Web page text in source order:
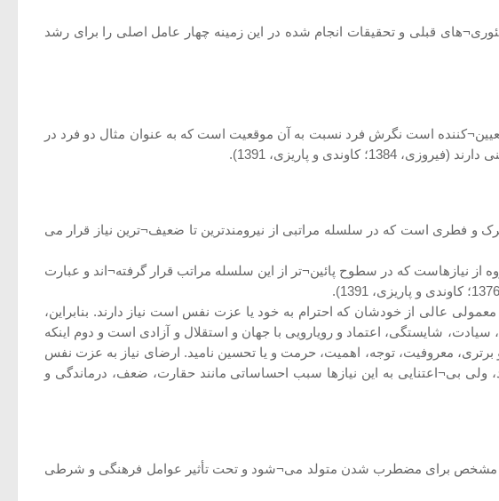
قبلی و تحقیقات انجام شده در این زمینه چهار عامل اصلی را برای رشد
است نگرش فرد نسبت به آن موقعیت است که به عنوان مثال دو فرد در
و پاریزی، 1391).
آدمی ناشی از نیازهای مشترک و فطری است که در سلسله مراتبی از نیرومندترین تا ضعیف¬ترین نیاز قرار می
نیازهاست که در سطوح پائین¬تر از این سلسله مراتب قرار گرفته¬اند و عبارت
عالی از خودشان که احترام به خود یا عزت نفس است نیاز دارند. بنابراین،
شایستگی، اعتماد و رویارویی با جهان و استقلال و آزادی است و دوم اینکه
معروفیت، توجه، اهمیت، حرمت و یا تحسین نامید. ارضای نیاز به عزت نفس
بی¬اعتنایی به این نیازها سبب احساساتی مانند حقارت، ضعف، درماندگی و
مشخص برای مضطرب شدن متولد می¬شود و تحت تأثیر عوامل فرهنگی و شرطی